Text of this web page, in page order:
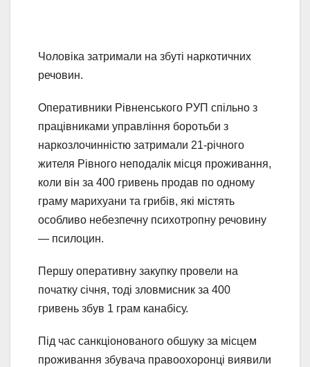
Чоловіка затримали на збуті наркотичних
речовин.
Оперативники Рівненського РУП спільно з
працівниками управління боротьби з
наркозлочинністю затримали 21-річного
жителя Рівного неподалік місця проживання,
коли він за 400 гривень продав по одному
граму марихуани та грибів, які містять
особливо небезпечну психотропну речовину
— псилоцин.
Першу оперативну закупку провели на
початку січня, тоді зловмисник за 400
гривень збув 1 грам канабісу.
Під час санкціонованого обшуку за місцем
проживання збувача правоохоронці виявили